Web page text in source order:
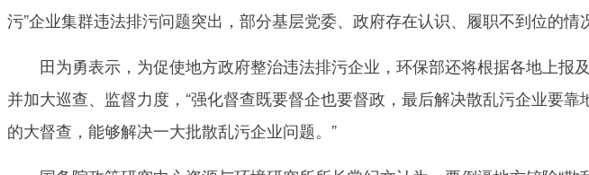
污”企业集群违法排污问题突出，部分基层党委、政府存在认识、履职不到位的情
田为勇表示，为促使地方政府整治违法排污企业，环保部还将根据各地上报
并加大巡查、监督力度，“强化督查既要督企也要督政，最后解决散乱污企业要
的大督查，能够解决一大批散乱污企业问题。”